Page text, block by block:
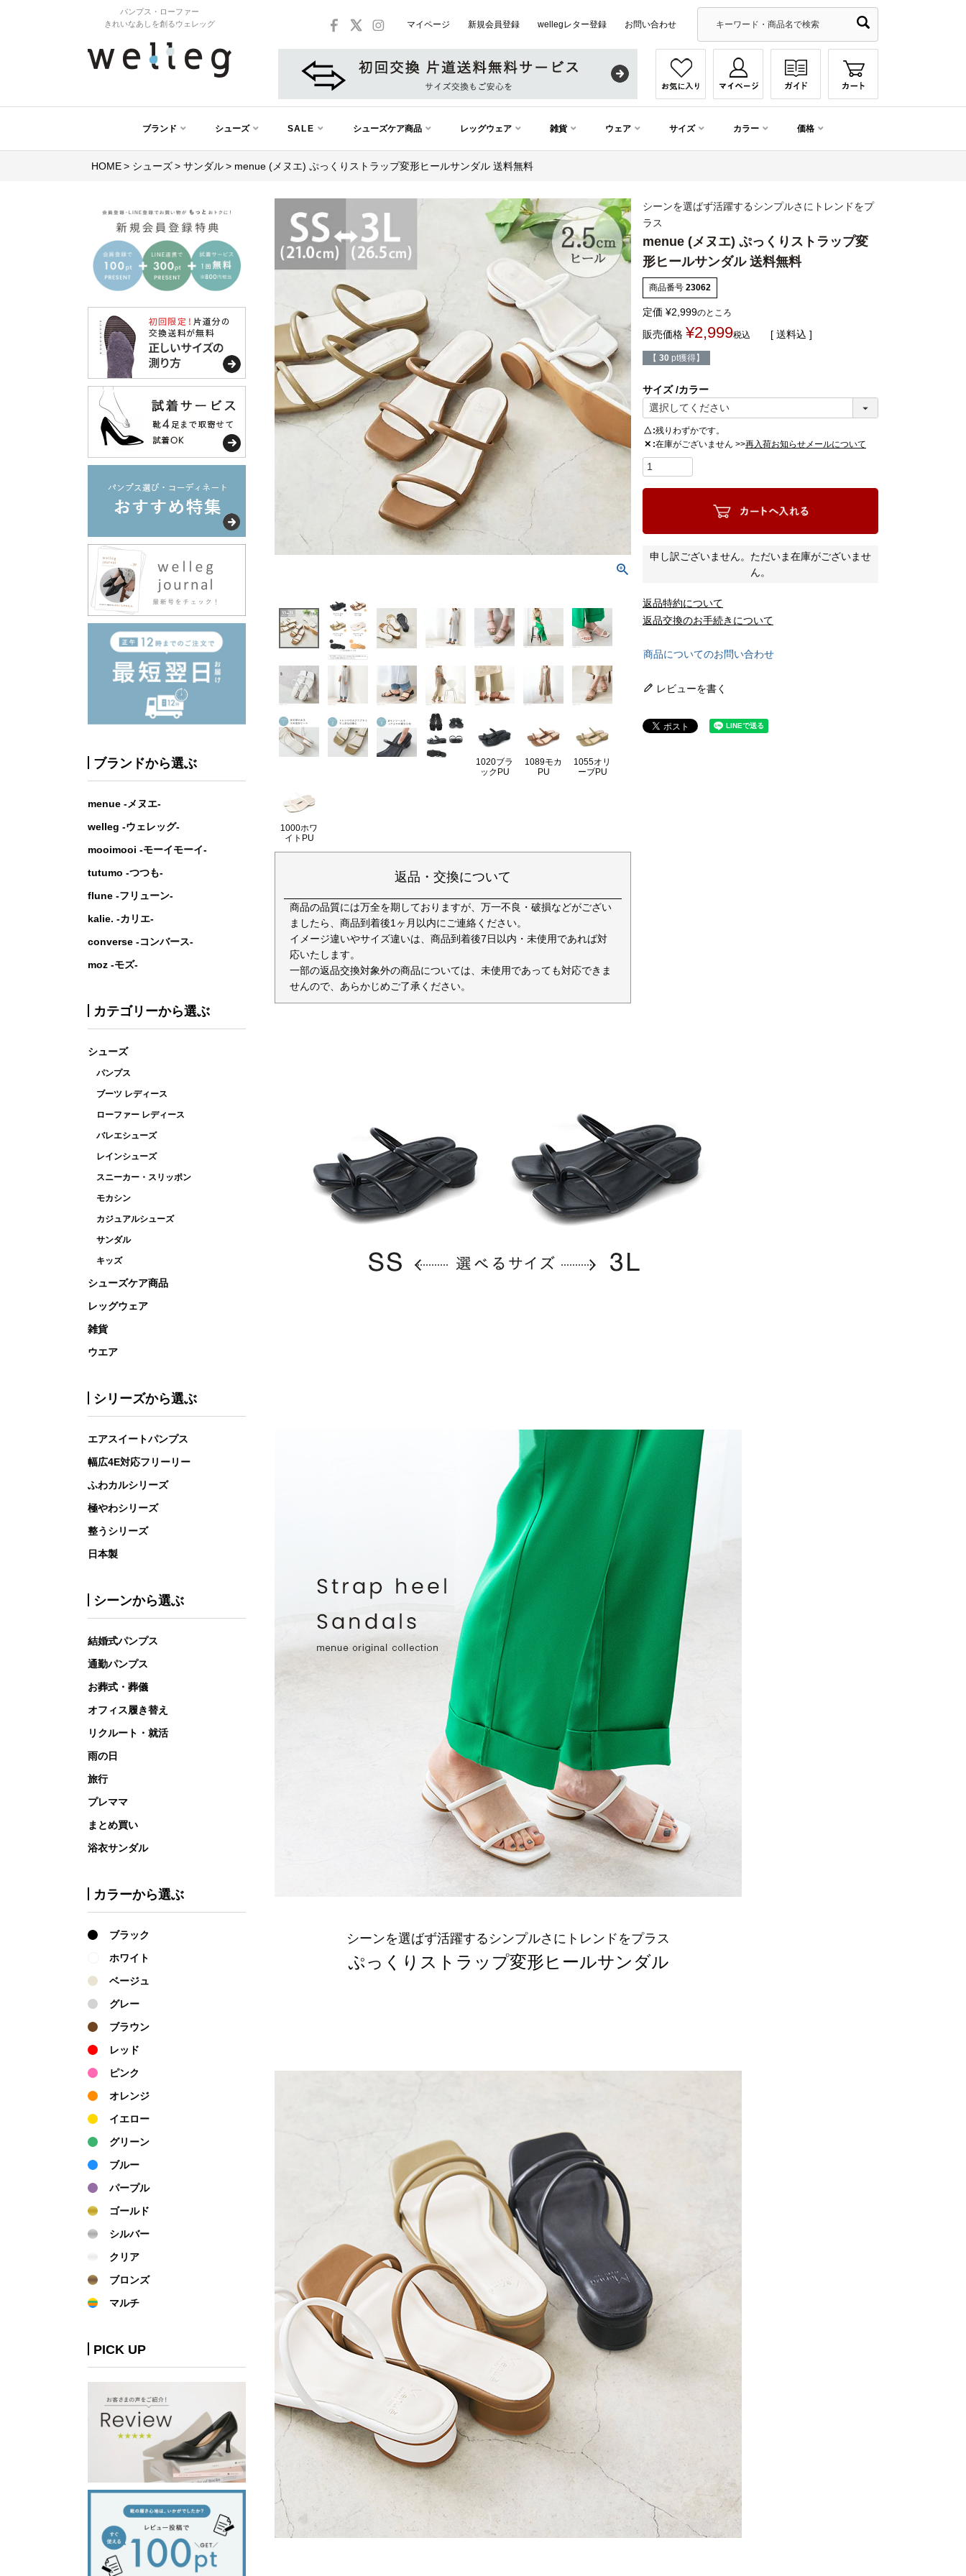
パンプス・ローファー
きれいなあしを創るウェレッグ
マイページ 新規会員登録 wellegレター登録 お問い合わせ
ブランド シューズ SALE シューズケア商品 レッグウェア 雑貨 ウェア サイズ カラー 価格
HOME シューズ サンダル menue (メヌエ) ぷっくりストラップ変形ヒールサンダル 送料無料
ブランドから選ぶ
menue -メヌエ-
welleg -ウェレッグ-
mooimooi -モーイモーイ-
tutumo -つつも-
flune -フリューン-
kalie. -カリエ-
converse -コンバース-
moz -モズ-
カテゴリーから選ぶ
シューズ
パンプス
ブーツ レディース
ローファー レディース
バレエシューズ
レインシューズ
スニーカー・スリッポン
モカシン
カジュアルシューズ
サンダル
キッズ
シューズケア商品
レッグウェア
雑貨
ウエア
シリーズから選ぶ
エアスイートパンプス
幅広4E対応フリーリー
ふわカルシリーズ
極やわシリーズ
整うシリーズ
日本製
シーンから選ぶ
結婚式パンプス
通勤パンプス
お葬式・葬儀
オフィス履き替え
リクルート・就活
雨の日
旅行
プレママ
まとめ買い
浴衣サンダル
カラーから選ぶ
ブラック
ホワイト
ベージュ
グレー
ブラウン
レッド
ピンク
オレンジ
イエロー
グリーン
ブルー
パープル
ゴールド
シルバー
クリア
ブロンズ
マルチ
PICK UP
1020ブラ
ックPU
1089モカ
PU
1055オリ
ーブPU
1000ホワ
イトPU
返品・交換について
商品の品質には万全を期しておりますが、万一不良・破損などがござい
ましたら、商品到着後1ヶ月以内にご連絡ください。
イメージ違いやサイズ違いは、商品到着後7日以内・未使用であれば対
応いたします。
一部の返品交換対象外の商品については、未使用であっても対応できま
せんので、あらかじめご了承ください。
シーンを選ばず活躍するシンプルさにトレンドをプ
ラス
menue (メヌエ) ぷっくりストラップ変
形ヒールサンダル 送料無料
商品番号 23062
定価 ¥2,999のところ
販売価格 ¥2,999税込 送料込
【 30 pt獲得】
サイズ カラー
△ 残りわずかです。
✕ 在庫がございません >>再入荷お知らせメールについて
申し訳ございません。ただいま在庫がございませ
ん。
返品特約について
返品交換のお手続きについて
商品についてのお問い合わせ
レビューを書く
シーンを選ばず活躍するシンプルさにトレンドをプラス
ぷっくりストラップ変形ヒールサンダル